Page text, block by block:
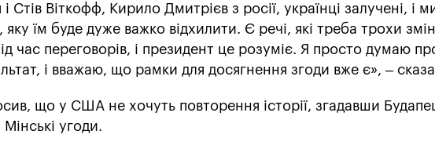
Стів Віткофф, Кирило Дмитрієв з росії, українці залучені, і
яку їм буде дуже важко відхилити. Є речі, які треба трохи
час переговорів, і президент це розуміє. Я просто думаю
і вважаю, що рамки для досягнення згоди вже є», –
що у США не хочуть повторення історії, згадавши
угоди.